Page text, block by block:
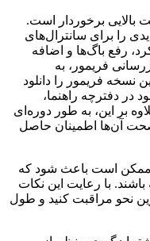
بالایی برخوردار است.
را برای سانترال‌های
رفع باگ‌ها و اضافه
فریمور، به
نسخه فریمور را دانلود
در دفترچه راهنما،
بر این، به طور دوره‌ای
آن‌ها اطمینان حاصل
ممکن است باعث شود که
با رعایت این نکات
نحو مراقبت کنید و طول